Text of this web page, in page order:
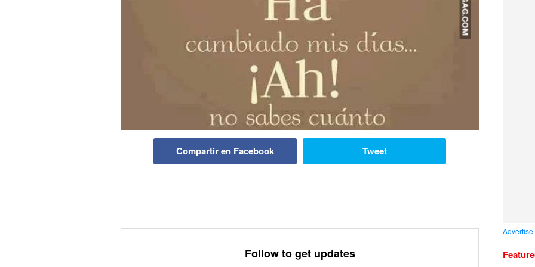
Compartir en Facebook Tweet
Follow to get updates